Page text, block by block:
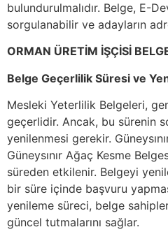
bulundurulmalıdır. Belge, E-
sorgulanabilir ve adayların
ORMAN ÜRETİM İŞÇİSİ
Belge Geçerlilik Süresi ve
Mesleki Yeterlilik Belgeleri,
geçerlidir. Ancak, bu sürenin
yenilenmesi gerekir.
Güneysınır Ağaç Kesme
süreden etkilenir. Belgeyi
bir süre içinde başvuru
yenileme süreci, belge
güncel tutmalarını sağlar.